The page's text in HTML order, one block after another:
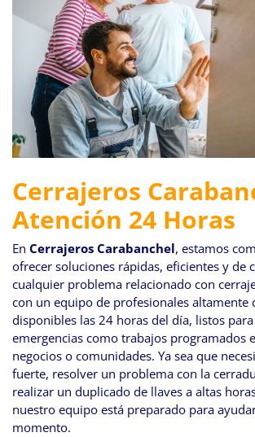
Cerrajeros
Atención 24 Horas
En Cerrajeros Carabanchel, estamos
ofrecer soluciones rápidas, eficientes y de
cualquier problema relacionado con
con un equipo de profesionales altamente
disponibles las 24 horas del día, listos
emergencias como trabajos programados
negocios o comunidades. Ya sea que
fuerte, resolver un problema con la
realizar un duplicado de llaves a altas
nuestro equipo está preparado para
momento.